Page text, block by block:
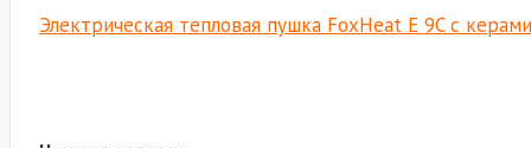
Электрическая тепловая пушка FoxHeat E 9C с